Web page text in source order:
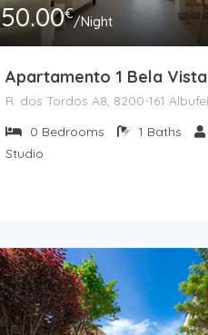
50.00€/Night
Apartamento 1 Bela Vista
0 Bedrooms 1 Baths
Studio